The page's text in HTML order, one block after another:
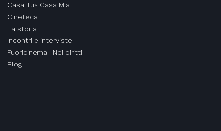
Casa Tua Casa Mia
Cineteca
La storia
Incontri e interviste
Fuoricinema | Nei diritti
Blog